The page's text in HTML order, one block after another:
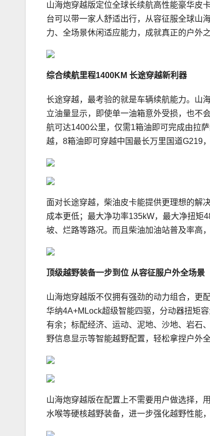
山海炮穿越版定位全球长续航高性能豪华皮
台可以带一家人舒适出行，从容征服全球山
力、全场景休闲适应能力，成就真正的户外之
综合续航里程1400KM 长途穿越新利器
长途穿越，最考验的就是车辆续航能力。山
立油量显示，即使单一油箱意外受损，也不
航可达1400公里，仅需1箱油即可完成由拉
越，8箱油即可穿越中国最长万里国道G219
面对长途穿越，柴油皮卡能提供更理想的解
成本更低；最大净功率135kW，最大净扭矩
坡、烂路等路况。而且柴油加油站普及率高
顶级越野装备一步到位 从容征服户外全场景
山海炮穿越版不仅拥有强劲的动力组合，更
华纳4A+MLock超级智能四驱，分动器扭矩
有余；标配经济、运动、泥地、沙地、岩石
野信息显示等智能越野配置，轻松拿捏户外
山海炮穿越版在配置上不需要用户做选择，
水喉等硬核越野装备，进一步强化越野性能